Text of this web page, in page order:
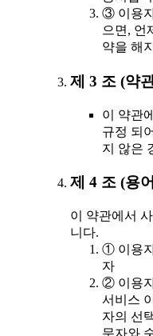
③ 이용
으면, 언
약을 해
제 3 조 (약
이 약관
규정 되
지 않은
제 4 조 (용
이 약관에서
니다.
① 이용
자
② 이용
서비스
자의 선